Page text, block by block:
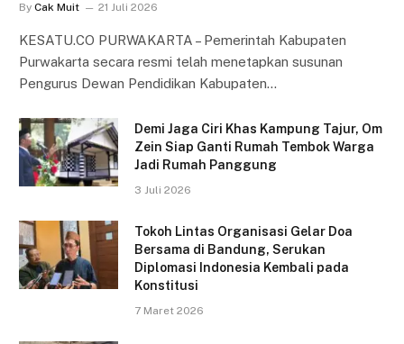
By Cak Muit 21 Juli 2026
KESATU.CO PURWAKARTA – Pemerintah Kabupaten
Purwakarta secara resmi telah menetapkan susunan
Pengurus Dewan Pendidikan Kabupaten…
Demi Jaga Ciri Khas Kampung Tajur, Om
Zein Siap Ganti Rumah Tembok Warga
Jadi Rumah Panggung
3 Juli 2026
Tokoh Lintas Organisasi Gelar Doa
Bersama di Bandung, Serukan
Diplomasi Indonesia Kembali pada
Konstitusi
7 Maret 2026